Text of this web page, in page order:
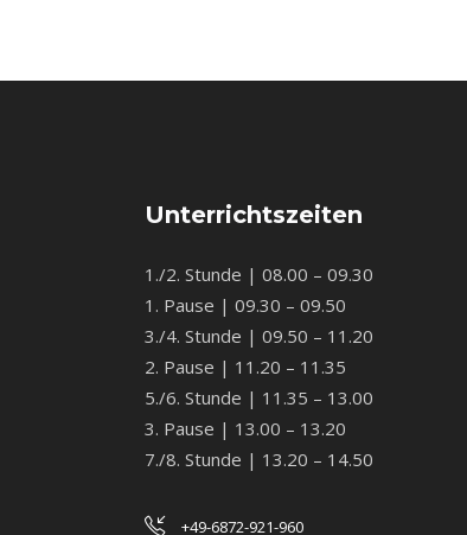
Unterrichtszeiten
1./2. Stunde | 08.00 – 09.30
1. Pause | 09.30 – 09.50
3./4. Stunde | 09.50 – 11.20
2. Pause | 11.20 – 11.35
5./6. Stunde | 11.35 – 13.00
3. Pause | 13.00 – 13.20
7./8. Stunde | 13.20 – 14.50
+49-6872-921-960